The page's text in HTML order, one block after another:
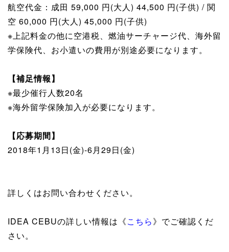
航空代金：成田 59,000 円(大人) 44,500 円(子供) / 関
空 60,000 円(大人) 45,000 円(子供)
※上記料金の他に空港税、燃油サーチャージ代、海外留
学保険代、お小遣いの費用が別途必要になります。
【補足情報】
※最少催行人数20名
※海外留学保険加入が必要になります。
【応募期間】
2018年1月13日(金)-6月29日(金)
詳しくはお問い合わせください。
IDEA CEBUの詳しい情報は《こちら》でご確認くだ
さい。